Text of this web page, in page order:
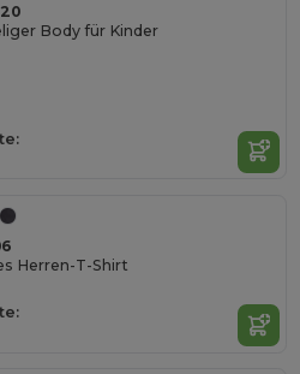
Body für Kinder
Herren-T-Shirt